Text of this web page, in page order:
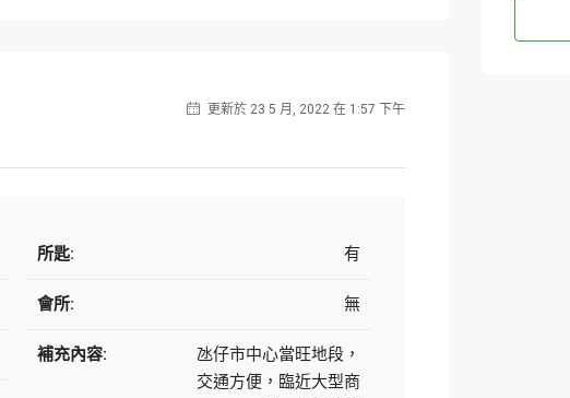
更新於 23 5 月, 2022 在 1:57 下午
所匙: 有
會所: 無
補充內容:
氹仔市中心當旺地段，
交通方便，臨近大型商